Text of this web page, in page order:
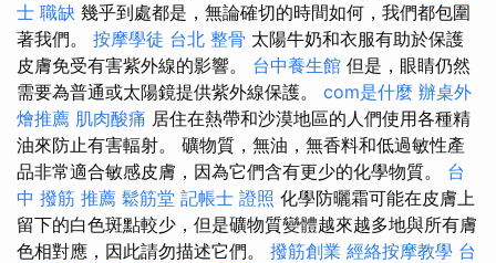
士 職缺 幾乎到處都是，無論確切的時間如何，我們都包圍
著我們。 按摩學徒 台北 整骨 太陽牛奶和衣服有助於保護
皮膚免受有害紫外線的影響。 台中養生館 但是，眼睛仍然
需要為普通或太陽鏡提供紫外線保護。 com是什麼 辦桌外
燴推薦 肌肉酸痛 居住在熱帶和沙漠地區的人們使用各種精
油來防止有害輻射。 礦物質，無油，無香料和低過敏性產
品非常適合敏感皮膚，因為它們含有更少的化學物質。 台
中 撥筋 推薦 鬆筋堂 記帳士 證照 化學防曬霜可能在皮膚上
留下的白色斑點較少，但是礦物質變體越來越多地與所有膚
色相對應，因此請勿描述它們。 撥筋創業 經絡按摩教學 台